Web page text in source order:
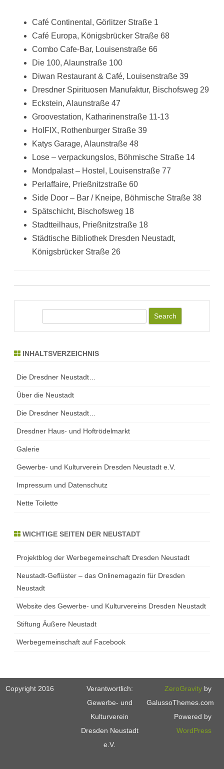
Café Continental, Görlitzer Straße 1
Café Europa, Königsbrücker Straße 68
Combo Cafe-Bar, Louisenstraße 66
Die 100, Alaunstraße 100
Diwan Restaurant & Café, Louisenstraße 39
Dresdner Spirituosen Manufaktur, Bischofsweg 29
Eckstein, Alaunstraße 47
Groovestation, Katharinenstraße 11-13
HolFIX, Rothenburger Straße 39
Katys Garage, Alaunstraße 48
Lose – verpackungslos, Böhmische Straße 14
Mondpalast – Hostel, Louisenstraße 77
Perlaffaire, Prießnitzstraße 60
Side Door – Bar / Kneipe, Böhmische Straße 38
Spätschicht, Bischofsweg 18
Stadtteilhaus, Prießnitzstraße 18
Städtische Bibliothek Dresden Neustadt,
Königsbrücker Straße 26
r
h
INHALTSVERZEICHNIS
Die Dresdner Neustadt…
Über die Neustadt
Die Dresdner Neustadt…
Dresdner Haus- und Hoftrödelmarkt
Galerie
Gewerbe- und Kulturverein Dresden Neustadt e.V.
Impressum und Datenschutz
Nette Toilette
WICHTIGE SEITEN DER NEUSTADT
Projektblog der Werbegemeinschaft Dresden Neustadt
Neustadt-Geflüster – das Onlinemagazin für Dresden
Neustadt
Website des Gewerbe- und Kulturvereins Dresden Neustadt
Stiftung Äußere Neustadt
Werbegemeinschaft auf Facebook
Copyright 2016
Verantwortlich:
Gewerbe- und
Kulturverein
Dresden Neustadt
e.V.
ZeroGravityby
GalussoThemes.com
Powered by
WordPress